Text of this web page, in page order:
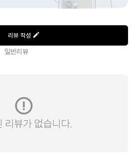
일반리뷰
리뷰 작성
리뷰가 없습니다.